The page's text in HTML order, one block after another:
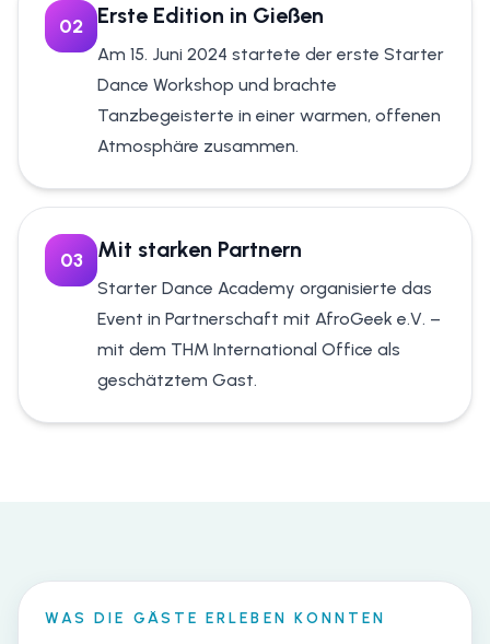
02 Erste Edition in Gießen
Am 15. Juni 2024 startete der erste Starter
Dance Workshop und brachte
Tanzbegeisterte in einer warmen, offenen
Atmosphäre zusammen.
03 Mit starken Partnern
Starter Dance Academy organisierte das
Event in Partnerschaft mit AfroGeek e.V. –
mit dem THM International Office als
geschätztem Gast.
WAS DIE GÄSTE ERLEBEN KONNTEN